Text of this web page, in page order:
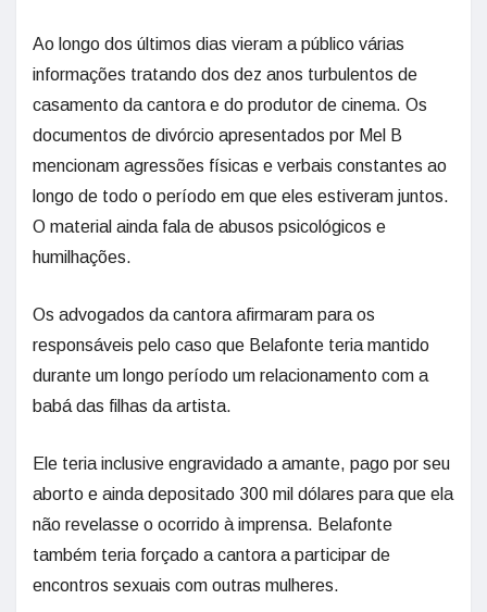
Ao longo dos últimos dias vieram a público várias
informações tratando dos dez anos turbulentos de
casamento da cantora e do produtor de cinema. Os
documentos de divórcio apresentados por Mel B
mencionam agressões físicas e verbais constantes ao
longo de todo o período em que eles estiveram juntos.
O material ainda fala de abusos psicológicos e
humilhações.
Os advogados da cantora afirmaram para os
responsáveis pelo caso que Belafonte teria mantido
durante um longo período um relacionamento com a
babá das filhas da artista.
Ele teria inclusive engravidado a amante, pago por seu
aborto e ainda depositado 300 mil dólares para que ela
não revelasse o ocorrido à imprensa. Belafonte
também teria forçado a cantora a participar de
encontros sexuais com outras mulheres.